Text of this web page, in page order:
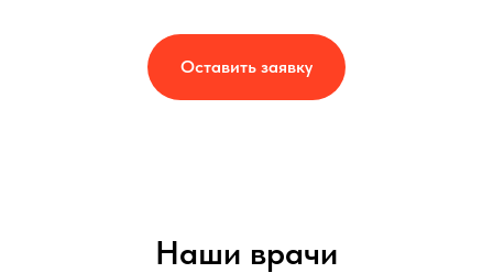
Оставить заявку
Наши врачи